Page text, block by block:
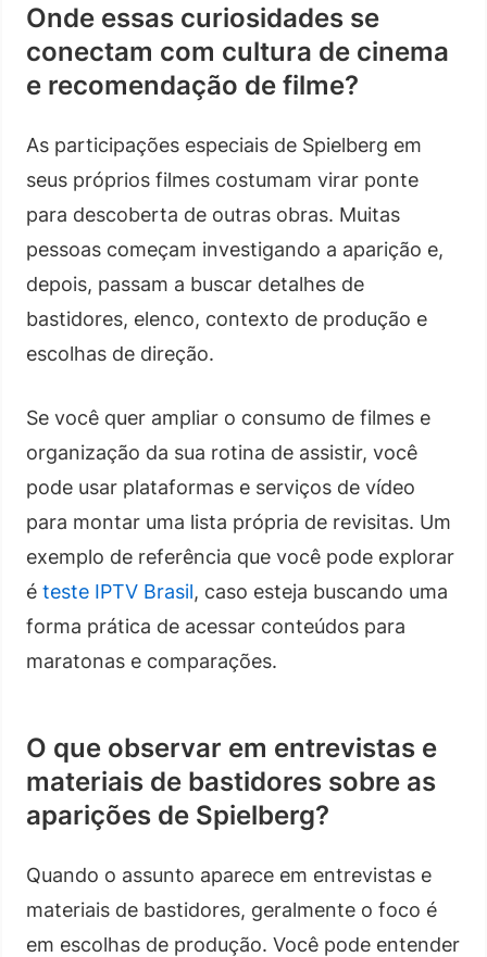
Onde essas curiosidades se
conectam com cultura de cinema
e recomendação de filme?
As participações especiais de Spielberg em
seus próprios filmes costumam virar ponte
para descoberta de outras obras. Muitas
pessoas começam investigando a aparição e,
depois, passam a buscar detalhes de
bastidores, elenco, contexto de produção e
escolhas de direção.
Se você quer ampliar o consumo de filmes e
organização da sua rotina de assistir, você
pode usar plataformas e serviços de vídeo
para montar uma lista própria de revisitas. Um
exemplo de referência que você pode explorar
é teste IPTV Brasil, caso esteja buscando uma
forma prática de acessar conteúdos para
maratonas e comparações.
O que observar em entrevistas e
materiais de bastidores sobre as
aparições de Spielberg?
Quando o assunto aparece em entrevistas e
materiais de bastidores, geralmente o foco é
em escolhas de produção. Você pode entender